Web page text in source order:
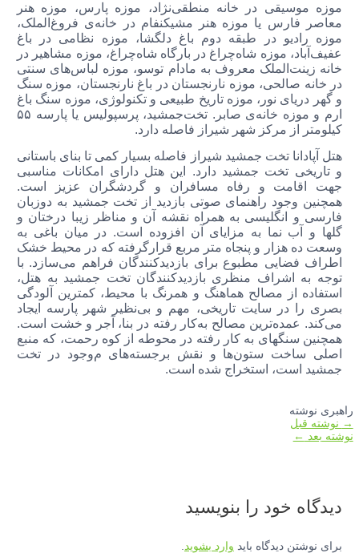
موزه موسیقی در خانه منطقی‌نژاد،‌ موزه‌ پارس،‌ موزه هنر
معاصر فارس یا موزه هنر مشیکنفام در خانه‌ی فروغ‌الملک،
موزه رادیو در طبقه دوم باغ دلگشا،‌ موزه نظامی در باغ
عفیف‌آباد،‌ موزه شاه‌چراغ در بارگاه شاه‌چراغ،‌ موزه مشاهیر در
خانه زینت‌الملک معروف به مادام توسو،‌ موزه لباس‌های سنتی
در خانه صالحی،‌ موزه نارنجستان در باغ نارنجستان،‌ موزه سنگ
و گهر دریای نور، موزه تاریخ طبیعی و تکنولوژی، موزه سنگ باغ
ارم و موزه‌ خانه‌ی صابر. تخت‌جمشید، پرسپولیس یا پارسه ۵۵
کیلومتر از مرکز شهر شیراز فاصله دارد.
هتل آپادانا تخت جمشید شیراز فاصله بسیار کمی تا بنای باستانی
و تاریخی تخت جمشید دارد. این هتل دارای امکانات مناسبی
جهت اقامت و رفاه مسافران و گردشگران عزیز است.
همچنین وجود راهنمای صوتی بازدید از تخت جمشید به دوزبان
فارسی و انگلیسی به همراه نقشه آن و مناظر زیبا درختان و
گلها و آب نما به مزایای آن افزوده است. در میان باغی به
وسعت ده هزار و پنجاه متر مربع قرارگرفته که در محیط خشک
اطراف فضایی مطبوع برای بازدیدکنندگان فراهم می‌سازد. با
توجه به اشراف منظری بازدیدکنندگان تخت جمشید به هتل،
استفاده از مصالح هماهنگ و همرنگ با محیط، کمترین آلودگی
بصری را در سایت تاریخی، مهم و بی‌نظیر شهر پارسه ایجاد
می‌کند. عمده‌تر‌ین مصالح به‌کار رفته در بنا، آجر و خشت است.
همچنین سنگهای به کار رفته در محوطه از کوه رحمت، که منبع
اصلی ساخت ستون‌ها و نقش برجسته‌های موجود در تخت
جمشید است، استخراج شده است.
راهبری نوشته
→ نوشته قبل
نوشته بعد ←
دیدگاه‌ خود را بنویسید
برای نوشتن دیدگاه باید وارد بشوید.